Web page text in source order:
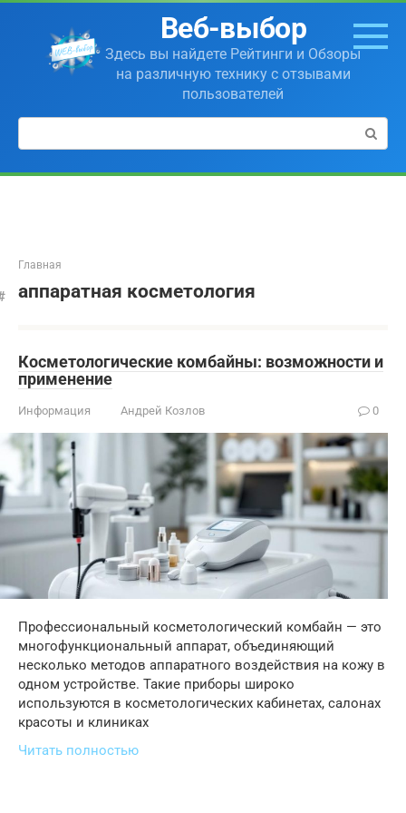
Перейти
контенту
Веб-выбор
Здесь вы найдете Рейтинги и Обзоры
на различную технику с отзывами
пользователей
Поиск:
Главная
аппаратная косметология
Косметологические комбайны: возможности и
применение
Информация Андрей Козлов 0
Профессиональный косметологический комбайн — это
многофункциональный аппарат, объединяющий
несколько методов аппаратного воздействия на кожу в
одном устройстве. Такие приборы широко
используются в косметологических кабинетах, салонах
красоты и клиниках
Читать полностью